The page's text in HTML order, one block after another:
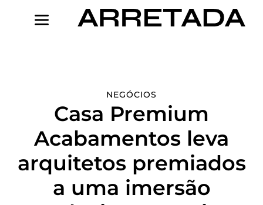
NEGÓCIOS
Casa Premium
Acabamentos leva
arquitetos premiados
a uma imersão